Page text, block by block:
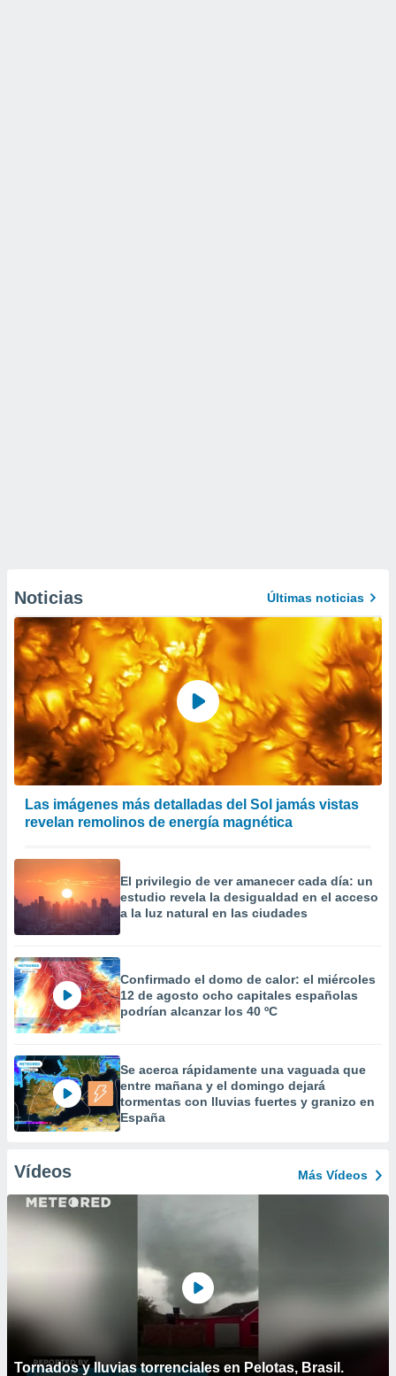
Noticias Últimas noticias
Las imágenes más detalladas del Sol jamás vistas
revelan remolinos de energía magnética
El privilegio de ver amanecer cada día: un
estudio revela la desigualdad en el acceso
a la luz natural en las ciudades
Confirmado el domo de calor: el miércoles
12 de agosto ocho capitales españolas
podrían alcanzar los 40 ºC
Se acerca rápidamente una vaguada que
entre mañana y el domingo dejará
tormentas con lluvias fuertes y granizo en
España
Vídeos Más Vídeos
Tornados y lluvias torrenciales en Pelotas, Brasil.